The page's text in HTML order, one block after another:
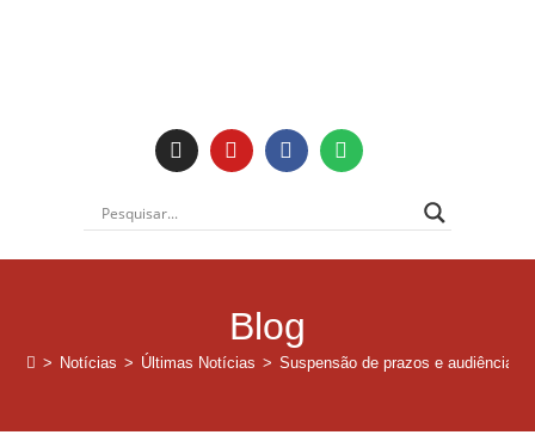
Blog
> Notícias > Últimas Notícias > Suspensão de prazos e audiências